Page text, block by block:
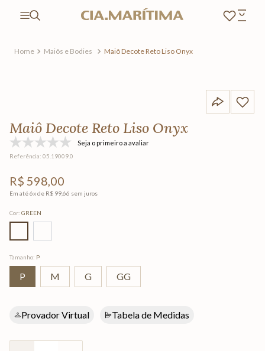
Maiôs e Bodies Maiô Decote Reto Liso Onyx
Maiô Decote Reto Liso Onyx
Seja o primeiro a avaliar
Referência: 05.19009.0
R$ 598,00
Em até6x de R$ 9966 sem juros
Cor: GREEN
Tamanho: P
P M G GG
Provador Virtual Tabela de Medidas